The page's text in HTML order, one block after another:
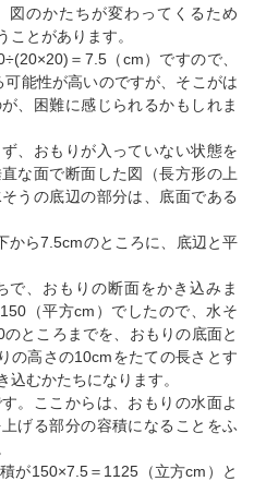
図のかたちが変わってくるため
ことがあります。
＝7.5（cm）ですので、
能性が高いのですが、そこがは
、困難に感じられるかもしれま
、おもりが入っていない状態を
な面で断面した図（長方形の上
うの底辺の部分は、底面である
から7.5cmのところに、底辺と平
で、おもりの断面をかき込みま
（平方cm）でしたので、水そ
ところまでを、おもりの底面と
の高さの10cmをたての長さとす
むかたちになります。
。ここからは、おもりの水面よ
げる部分の容積になることをふ
が150×7.5＝1125（立方cm）と